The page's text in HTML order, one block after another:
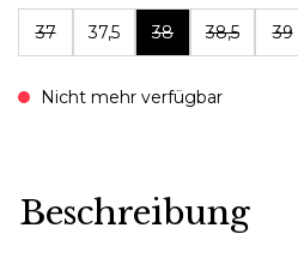
37 37,5 38 38,5 39
Nicht mehr verfügbar
Beschreibung